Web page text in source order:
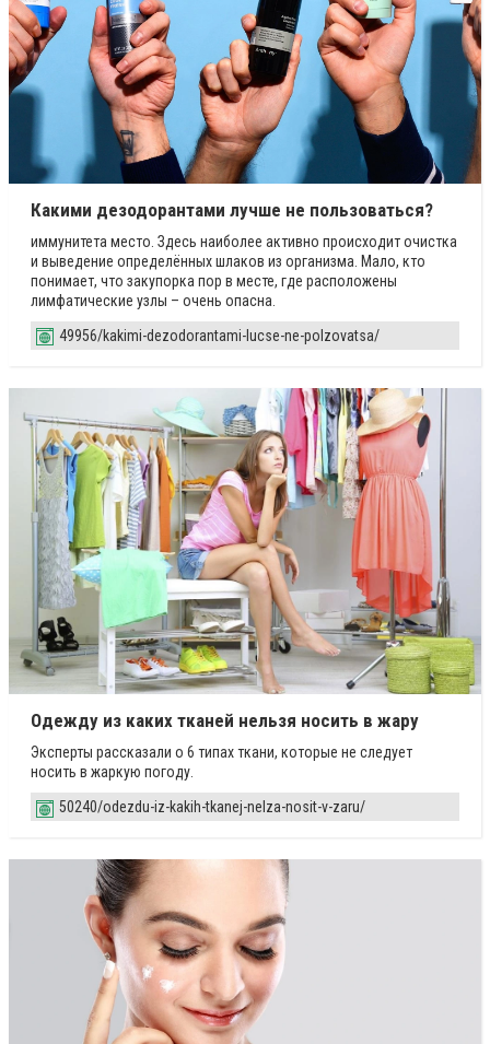
Какими дезодорантами лучше не пользоваться?
иммунитета место. Здесь наиболее активно происходит очистка
и выведение определённых шлаков из организма. Мало, кто
понимает, что закупорка пор в месте, где расположены
лимфатические узлы – очень опасна.
49956/kakimi-dezodorantami-lucse-ne-polzovatsa/
Одежду из каких тканей нельзя носить в жару
Эксперты рассказали о 6 типах ткани, которые не следует
носить в жаркую погоду.
50240/odezdu-iz-kakih-tkanej-nelza-nosit-v-zaru/